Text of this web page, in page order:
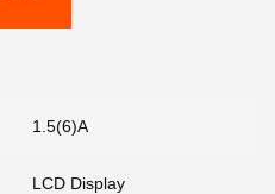
1.5(6)A
LCD Display